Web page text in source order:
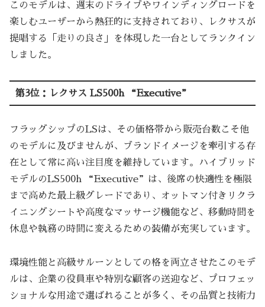
このモデルは、週末のドライブやワインディングロードを
楽しむユーザーから熱狂的に支持されており、レクサスが
提唱する「走りの良さ」を体現した一台としてランクイン
しました。
第3位：レクサス LS500h “Executive”
フラッグシップのLSは、その価格帯から販売台数こそ他
のモデルに及びませんが、ブランドイメージを牽引する存
在として常に高い注目度を維持しています。ハイブリッド
モデルのLS500h “Executive”は、後席の快適性を極限
まで高めた最上級グレードであり、オットマン付きリクラ
イニングシートや高度なマッサージ機能など、移動時間を
休息や執務の時間に変えるための装備が充実しています。
環境性能と高級サルーンとしての格を両立させたこのモデ
ルは、企業の役員車や特別な顧客の送迎など、プロフェッ
ショナルな用途で選ばれることが多く、その品質と技術力